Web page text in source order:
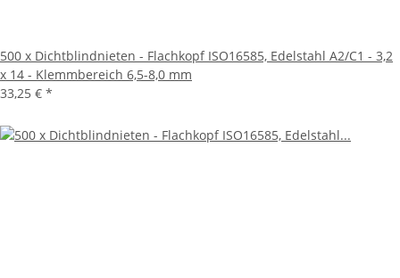
500 x Dichtblindnieten - Flachkopf ISO16585, Edelstahl A2/C1 - 3,2
x 14 - Klemmbereich 6,5-8,0 mm
33,25 € *